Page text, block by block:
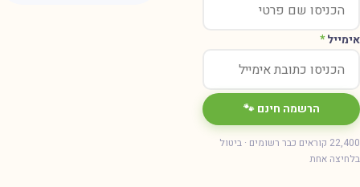
*
הרשמה חינם 🐾
22,400 קוראים כבר רשומים · ביטול
אחת